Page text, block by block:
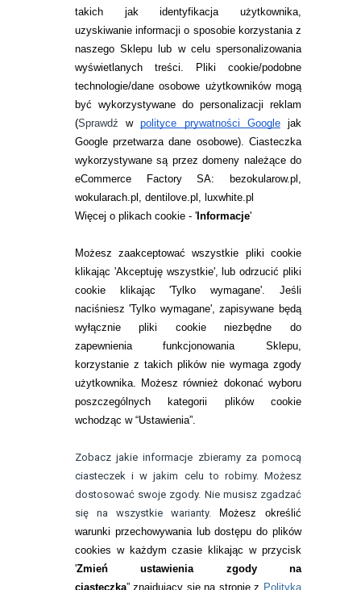
takich jak identyfikacja użytkownika,
uzyskiwanie informacji o sposobie korzystania z
naszego Sklepu lub w celu spersonalizowania
wyświetlanych treści.
Pliki cookie/podobne
technologie/dane osobowe użytkowników mogą
być wykorzystywane do personalizacji reklam
(Sprawdźwpolityce prywatności Googlejak
Google przetwarza dane osobowe). Ciasteczka
wykorzystywane są przez domeny należące do
eCommerce Factory SA: bezokularow.pl,
wokularach.pl, dentilove.pl, luxwhite.pl
Więcej o plikach cookie - 'Informacje'
Możesz zaakceptować wszystkie pliki cookie
klikając 'Akceptuję wszystkie', lub odrzucić pliki
cookie klikając 'Tylko wymagane'. Jeśli
naciśniesz 'Tylko wymagane', zapisywane będą
wyłącznie pliki cookie niezbędne do
zapewnienia funkcjonowania Sklepu,
korzystanie z takich plików nie wymaga zgody
użytkownika. Możesz również dokonać wyboru
poszczególnych kategorii plików cookie
wchodząc w “Ustawienia”.
Zobacz jakie informacje zbieramy za pomocą
ciasteczek i w jakim celu to robimy. Możesz
dostosować swoje zgody. Nie musisz zgadzać
się na wszystkie warianty.
Możesz określić
warunki przechowywania lub dostępu do plików
cookies w każdym czasie klikając w przycisk
'Zmień ustawienia zgody na
ciasteczka” znajdujący się na stronie z Polityką
INFORMACJE KONTAKTOWE
JAK ZAMAWIAĆ?
ZWROTY I REKLAMACJA
WARUNKI ZAKUPÓW
RANKINGI SOCZEWEK
SOCZEWKI KOLOROWE
Zwrot (odstąpienie od umowy)
ZMIEŃ USTAWIENIA ZGODY NA CIASTECZKA
KONTAKT
telefon:
22 113 44 42
telefon:
732 08 08 72
kontakt@bezokularow.pl